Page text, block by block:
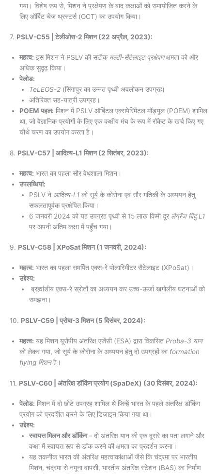
गया। विशेष रूप से, मिशन ने प्रक्षेपण के बाद कक्षाओं को समायोजित करने के
लिए ऑर्बिट चेंज थ्रस्टर्स (OCT) का उपयोग किया।
7. PSLV-C55 | टेलीओस-2 मिशन (22 अप्रैल, 2023):
महत्व: इस मिशन ने PSLV की सटीक मल्टी-सैटेलाइट प्रक्षेपणक्षमता को और
अधिक सुदृढ़ किया।
पेलोड:
TeLEOS-2 (सिंगापुर का उन्नत पृथ्वी अवलोकन उपग्रह)
अतिरिक्त सह-यात्री उपग्रह।
POEM पहल: मिशन में PSLV ऑर्बिटल एक्सपेरिमेंटल मॉड्यूल (POEM) शामिल
था, जो वैज्ञानिक प्रयोगों के लिए एक कक्षीय मंच के रूप में रॉकेट के खर्च किए गए
चौथे चरण का उपयोग करता है।
8. PSLV-C57 | आदित्य-L1 मिशन (2 सितंबर, 2023):
महत्व: भारत का पहला सौर वेधशाला मिशन।
उपलब्धियां:
PSLV ने आदित्य-L1 को सूर्य के कोरोना एवं सौर गतिकी के अध्ययन हेतु
सफलतापूर्वक प्रक्षेपित किया।
6 जनवरी 2024 को यह उपग्रह पृथ्वी से 15 लाख किमी दूर लैग्रेंज बिंदु L1
पर अपनी अंतिम कक्षा में पहुँच गया।
9. PSLV-C58 | XPoSat मिशन (1 जनवरी, 2024):
महत्व: भारत का पहला समर्पित एक्स-रे पोलारिमीटर सैटेलाइट (XPoSat)।
उद्देश्य:
ब्रह्मांडीय एक्स-रे स्रोतों का अध्ययन कर उच्च-ऊर्जा खगोलीय घटनाओं को
समझना।
10. PSLV-C59 | प्रोबा-3 मिशन (5 दिसंबर, 2024):
महत्व: यह मिशन यूरोपीय अंतरिक्ष एजेंसी (ESA) द्वारा विकसित Proba-3 यान
को लेकर गया, जो सूर्य के कोरोना के अध्ययन हेतु दो उपग्रहों का formation
flying मिशनहै।
11. PSLV-C60 | अंतरिक्ष डॉकिंग प्रयोग (SpaDeX) (30 दिसंबर, 2024):
पेलोड: मिशन में दो छोटे उपग्रह शामिल थे जिन्हें भारत के पहले अंतरिक्ष डॉकिंग
प्रयोग को प्रदर्शित करने के लिए डिज़ाइन किया गया था।
उद्देश्य:
स्वायत्त मिलन और डॉकिंग– दो अंतरिक्ष यान की एक दूसरे का पता लगाने और
कक्षा में स्वायत्त रूप से डॉक करने की क्षमता का प्रदर्शन करना।
यह तकनीक भारत की अंतरिक्ष महत्वाकांक्षाओं जैसे कि चंद्रमा पर भारतीय
मिशन, चंद्रमा से नमूना वापसी, भारतीय अंतरिक्ष स्टेशन (BAS) का निर्माण